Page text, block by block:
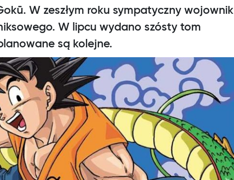
W zeszłym roku sympatyczny wojownik
W lipcu wydano szósty tom
są kolejne.